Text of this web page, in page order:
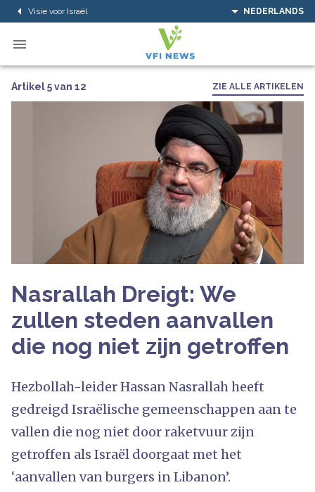
Visie voor Israël NEDERLANDS
Artikel 5 van 12 ZIE ALLE ARTIKELEN
Nasrallah Dreigt: We
zullen steden aanvallen
die nog niet zijn getroffen
Hezbollah-leider Hassan Nasrallah heeft
gedreigd Israëlische gemeenschappen aan te
vallen die nog niet door raketvuur zijn
getroffen als Israël doorgaat met het
‘aanvallen van burgers in Libanon’.